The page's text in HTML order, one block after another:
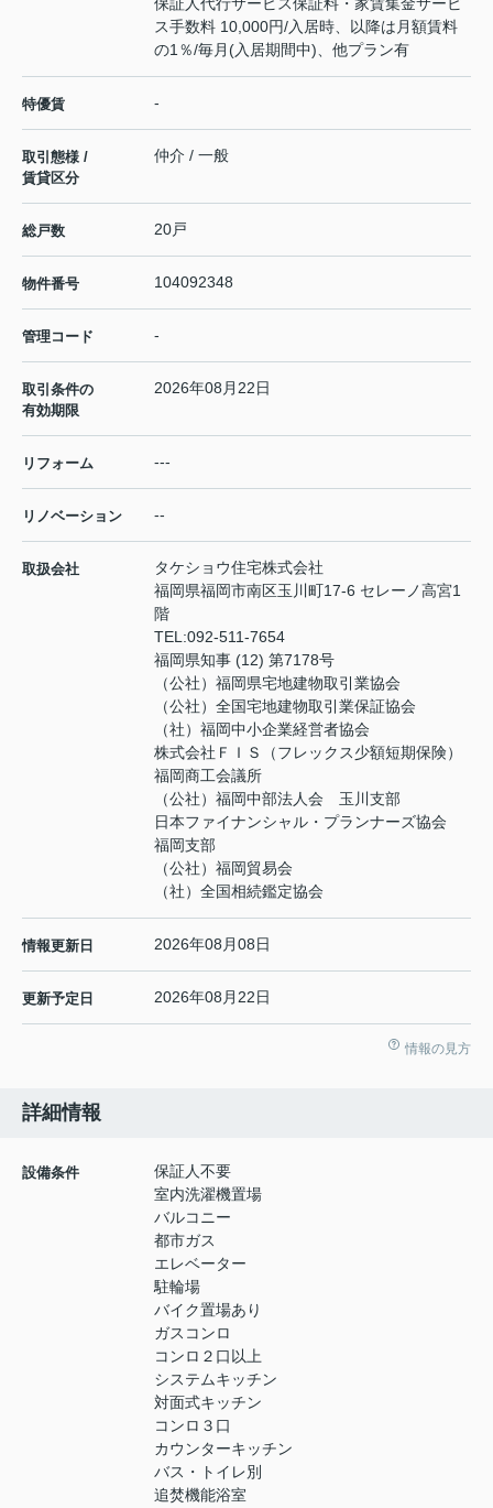
ス手数料 10,000円/入居時、以降は月額賃料
の1％/毎月(入居期間中)、他プラン有
特優賃 -
取引態様 /
賃貸区分
仲介 / 一般
総戸数 20戸
物件番号 104092348
管理コード -
取引条件の
有効期限
2026年08月22日
リフォーム ---
リノベーション --
取扱会社
タケショウ住宅株式会社
福岡県福岡市南区玉川町17-6 セレーノ高宮1
階
TEL:092-511-7654
福岡県知事 (12) 第7178号
（公社）福岡県宅地建物取引業協会
（公社）全国宅地建物取引業保証協会
（社）福岡中小企業経営者協会
株式会社ＦＩＳ（フレックス少額短期保険）
福岡商工会議所
（公社）福岡中部法人会 玉川支部
日本ファイナンシャル・プランナーズ協会
福岡支部
（公社）福岡貿易会
（社）全国相続鑑定協会
情報更新日 2026年08月08日
更新予定日 2026年08月22日
情報の見方
詳細情報
設備条件
保証人不要
室内洗濯機置場
バルコニー
都市ガス
エレベーター
駐輪場
バイク置場あり
ガスコンロ
コンロ２口以上
システムキッチン
対面式キッチン
コンロ３口
カウンターキッチン
バス・トイレ別
追焚機能浴室